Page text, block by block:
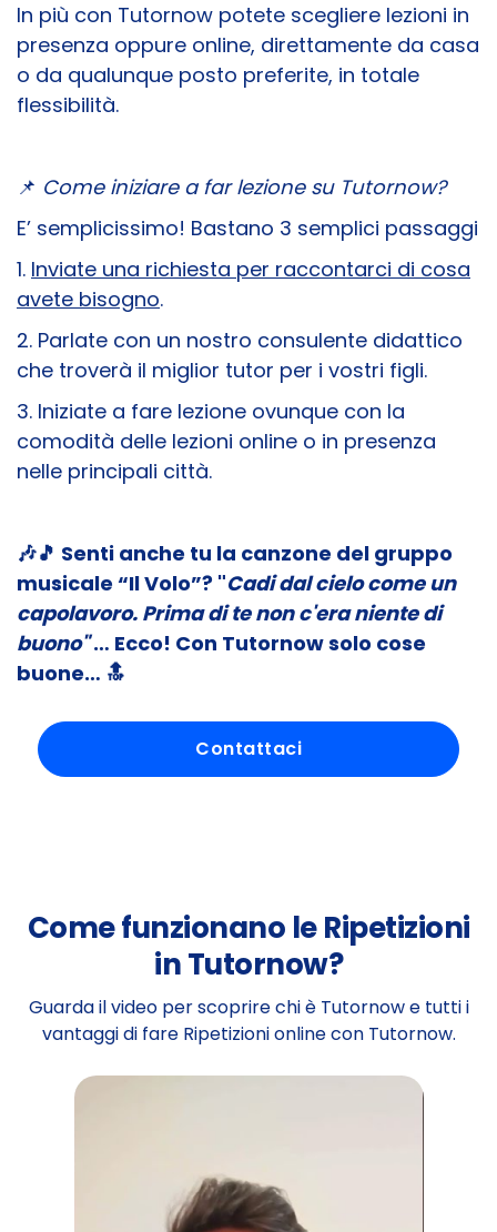
In più con Tutornow potete scegliere lezioni in
presenza oppure online, direttamente da casa
o da qualunque posto preferite, in totale
flessibilità.
📌 Come iniziare a far lezione su Tutornow?
E’ semplicissimo! Bastano 3 semplici passaggi
1. Inviate una richiesta per raccontarci di cosa
avete bisogno.
2. Parlate con un nostro consulente didattico
che troverà il miglior tutor per i vostri figli.
3. Iniziate a fare lezione ovunque con la
comodità delle lezioni online o in presenza
nelle principali città.
🎶​🎵 Senti anche tu la canzone del gruppo
musicale “Il Volo”? "Cadi dal cielo come un
capolavoro. Prima di te non c'era niente di
buono"… Ecco! Con Tutornow solo cose
buone… 🔝
Contattaci
Come funzionano le Ripetizioni
in Tutornow?
Guarda il video per scoprire chi è Tutornow e tutti i
vantaggi di fare Ripetizioni online con Tutornow.